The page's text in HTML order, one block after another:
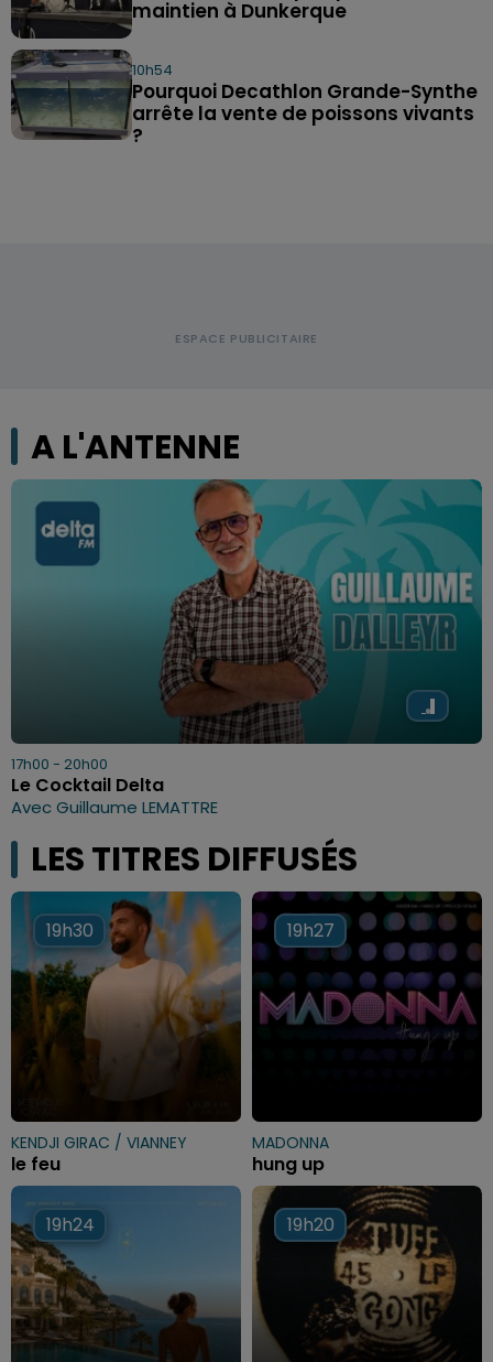
maintien à Dunkerque
10h54
Pourquoi Decathlon Grande-Synthe
arrête la vente de poissons vivants
?
A L'ANTENNE
17h00 - 20h00
Le Cocktail Delta
Avec Guillaume LEMATTRE
LES TITRES DIFFUSÉS
19h30
19h30
KENDJI GIRAC / VIANNEY
le feu
19h27
19h27
MADONNA
hung up
19h24
19h24 19h20
19h20